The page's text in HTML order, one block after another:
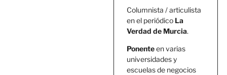
Columnista / articulista
en el periódico La
Verdad de Murcia.
Ponenteen varias
universidades y
escuelas de negocios